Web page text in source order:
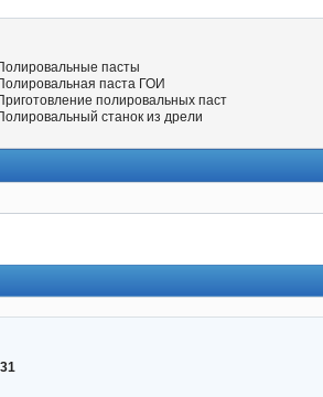
пасты
паста ГОИ
полировальных паст
станок из дрели